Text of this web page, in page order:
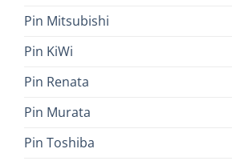
Pin Mitsubishi
Pin KiWi
Pin Renata
Pin Murata
Pin Toshiba